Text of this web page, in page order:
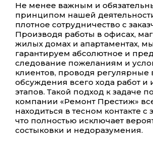
Не менее важным и
принципом нашей
плотное сотрудничество с
Производя работы в офисах,
жилых домах и апартаментах,
гарантируем абсолютное и
следование пожеланиям и
клиентов, проводя регулярные
обсуждения всего хода работ и
этапов. Такой подход к задаче
компании «Ремонт Престиж»
находиться в тесном контакте с
что полностью исключает
состыковки и недоразумения.